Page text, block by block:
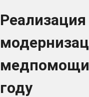
медпомощи
году